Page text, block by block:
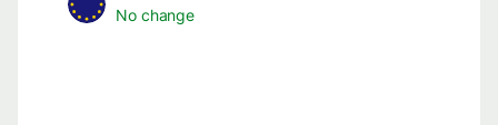
No change